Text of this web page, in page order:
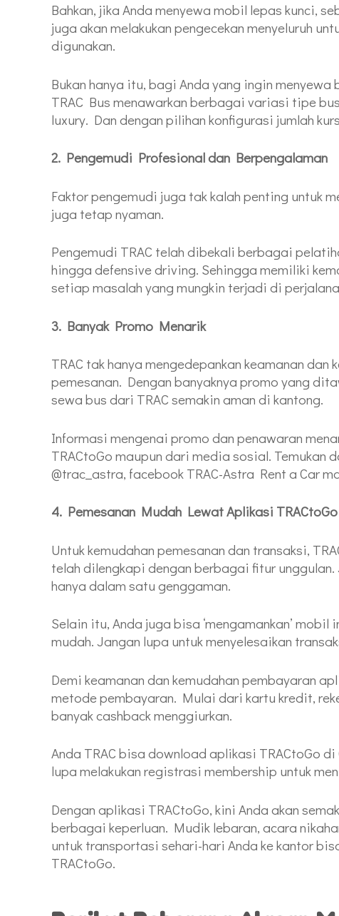
Bahkan, jika Anda menyewa mobil lepas kunci,
juga akan melakukan pengecekan menyeluruh
digunakan.
Bukan hanya itu, bagi Anda yang ingin
TRAC Bus menawarkan berbagai variasi tipe
luxury. Dan dengan pilihan konfigurasi jumlah
2. Pengemudi Profesional dan Berpengalaman
Faktor pengemudi juga tak kalah penting untuk
juga tetap nyaman.
Pengemudi TRAC telah dibekali berbagai
hingga defensive driving. Sehingga memiliki
setiap masalah yang mungkin terjadi di
3. Banyak Promo Menarik
TRAC tak hanya mengedepankan keamanan
pemesanan. Dengan banyaknya promo yang
sewa bus dari TRAC semakin aman di kantong.
Informasi mengenai promo dan penawaran
TRACtoGo maupun dari media sosial.
@trac_astra, facebook TRAC-Astra Rent a Car
4. Pemesanan Mudah Lewat Aplikasi TRACtoGo
Untuk kemudahan pemesanan dan transaksi,
telah dilengkapi dengan berbagai fitur
hanya dalam satu genggaman.
Selain itu, Anda juga bisa ‘mengamankan’
mudah. Jangan lupa untuk menyelesaikan
Demi keamanan dan kemudahan pembayaran
metode pembayaran. Mulai dari kartu kredit,
banyak cashback menggiurkan.
Anda TRAC bisa download aplikasi TRACtoGo
lupa melakukan registrasi membership untuk
Dengan aplikasi TRACtoGo, kini Anda akan
berbagai keperluan. Mudik lebaran, acara
untuk transportasi sehari-hari Anda ke kantor
TRACtoGo.